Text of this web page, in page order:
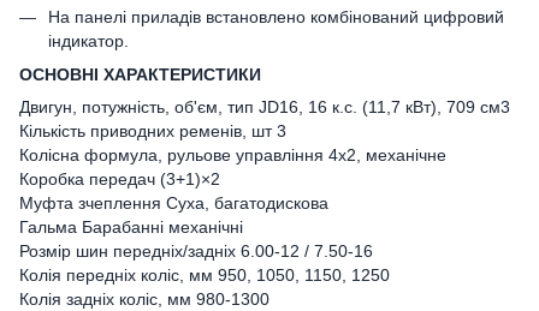
На панелі приладів встановлено комбінований цифровий
індикатор.
ОСНОВНІ ХАРАКТЕРИСТИКИ
Двигун, потужність, об'єм, тип JD16, 16 к.с. (11,7 кВт), 709 см3
Кількість приводних ременів, шт 3
Колісна формула, рульове управління 4х2, механічне
Коробка передач (3+1)×2
Муфта зчеплення Суха, багатодискова
Гальма Барабанні механічні
Розмір шин передніх/задніх 6.00-12 / 7.50-16
Колія передніх коліс, мм 950, 1050, 1150, 1250
Колія задніх коліс, мм 980-1300